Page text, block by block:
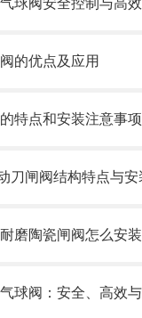
的优点及应用
特点和安装注意事项
磨陶瓷闸阀怎么安装